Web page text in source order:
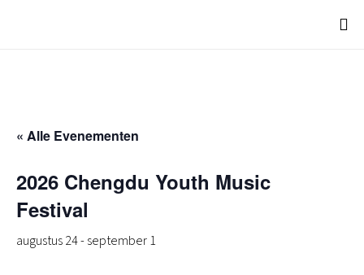
« Alle Evenementen
2026 Chengdu Youth Music
Festival
augustus 24-september 1